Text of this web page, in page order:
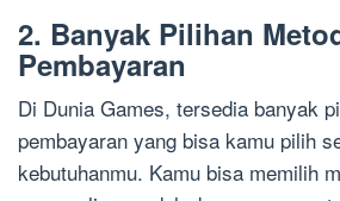
2. Banyak Pilihan
Pembayaran
Di Dunia Games, tersedia banyak
pembayaran yang bisa kamu pilih
kebutuhanmu. Kamu bisa memilih